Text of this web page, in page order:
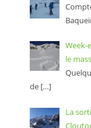
Week-
le
de […]
La